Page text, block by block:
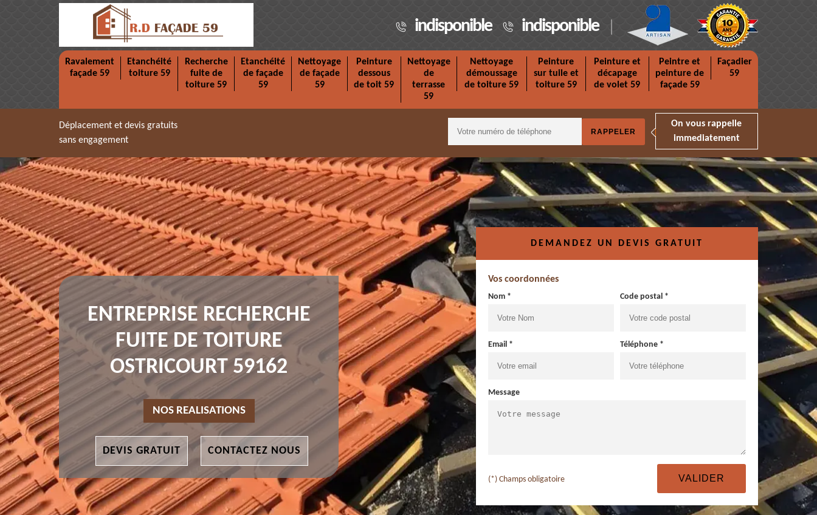
indisponible indisponible
Ravalement
façade 59
Etanchéité
toiture 59
Recherche
fuite de
toiture 59
Etanchéité
de façade
59
Nettoyage
de façade
59
Peinture
dessous
de toit 59
Nettoyage
de
terrasse
59
Nettoyage
démoussage
de toiture 59
Peinture
sur tuile et
toiture 59
Peinture et
décapage
de volet 59
Peintre et
peinture de
façade 59
Façadier
59
Déplacement et devis gratuits
sans engagement
On vous rappelle
immediatement
ENTREPRISE RECHERCHE
FUITE DE TOITURE
OSTRICOURT 59162
NOS REALISATIONS
DEVIS GRATUIT CONTACTEZ NOUS
DEMANDEZ UN DEVIS GRATUIT
Vos coordonnées
Nom * Code postal *
Email * Téléphone *
Message
(*) Champs obligatoire